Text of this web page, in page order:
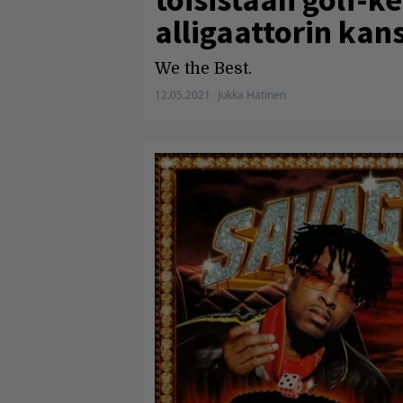
alligaattorin
We the Best.
12.05.2021 Jukka Hätinen